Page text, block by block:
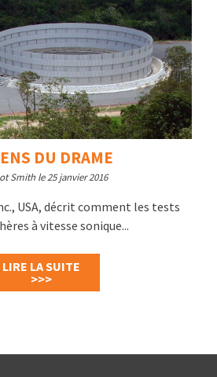
DU DRAME
Smith le 25 janvier 2016
USA, décrit comment les tests
à vitesse sonique...
LIRE LA SUITE
>>>